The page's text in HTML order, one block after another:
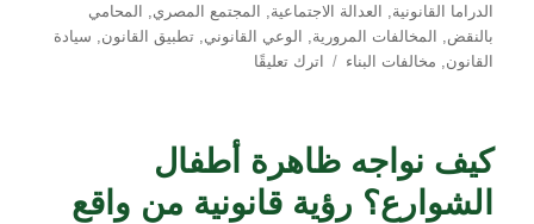
الدراما القانونية
العدالة الاجتماعية المجتمع المصري
المحامي
بالنقض
المخالفات المرورية الوعي القانوني ,تطبيق القانون
سيادة
القانون
مخالفات البناء اترك تعليقًا
القانون
في
–
كيف نواجه ظاهرة أطفال
الشوارع؟ رؤية قانونية من واقع